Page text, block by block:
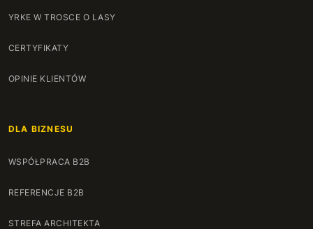
YRKE W TROSCE O LASY
CERTYFIKATY
OPINIE KLIENTÓW
DLA BIZNESU
WSPÓŁPRACA B2B
REFERENCJE B2B
STREFA ARCHITEKTA